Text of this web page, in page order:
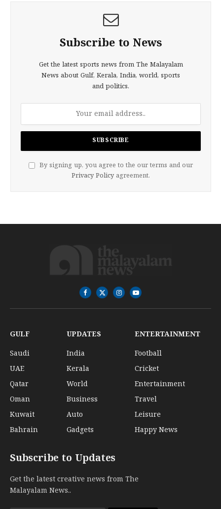
Subscribe to News
Get the latest sports news from The Malayalam
News about Gulf, Kerala, India, world, sports
and politics.
By signing up, you agree to the our terms and our
Privacy Policy agreement.
Facebook
X
(Twitter)
InstagramYouTube
GULF
Saudi
UAE
Qatar
Oman
Kuwait
Bahrain
UPDATES
India
Kerala
World
Business
Auto
Gadgets
ENTERTAINMENT
Football
Cricket
Entertainment
Travel
Leisure
Happy News
Subscribe to Updates
Get the latest creative news from The
Malayalam News..